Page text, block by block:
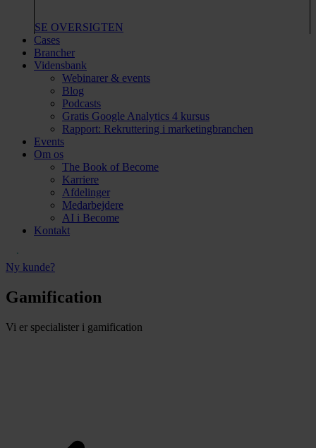
SE OVERSIGTEN
Cases
Brancher
Vidensbank
Webinarer & events
Blog
Podcasts
Gratis Google Analytics 4 kursus
Rapport: Rekruttering i marketingbranchen
Events
Om os
The Book of Become
Karriere
Afdelinger
Medarbejdere
AI i Become
Kontakt
Ny kunde?
Gamification
Vi er specialister i gamification